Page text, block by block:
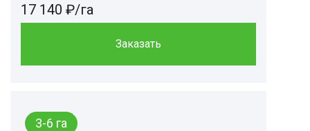
17 140 ₽/га
Заказать
3-6 га